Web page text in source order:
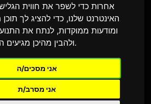
אחרות כדי לשפר את חווית
האינטרנט שלנו, כדי להציג לך
ומודעות ממוקדות, לנתח את
ולהבין מהיכן מגיעים המבקרים שלנו.
אני מסכים/ה
אני מסרב/ת